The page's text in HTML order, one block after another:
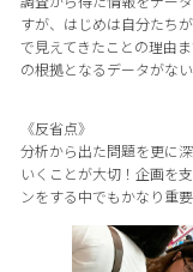
すが、はじめは自分たち
で見えてきたことの理由
の根拠となるデータがな
《反省点》
分析から出た問題を更に
いくことが大切！企画を
ンをする中でもかなり重